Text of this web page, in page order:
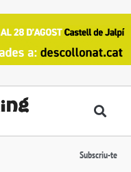
Subscriu-te